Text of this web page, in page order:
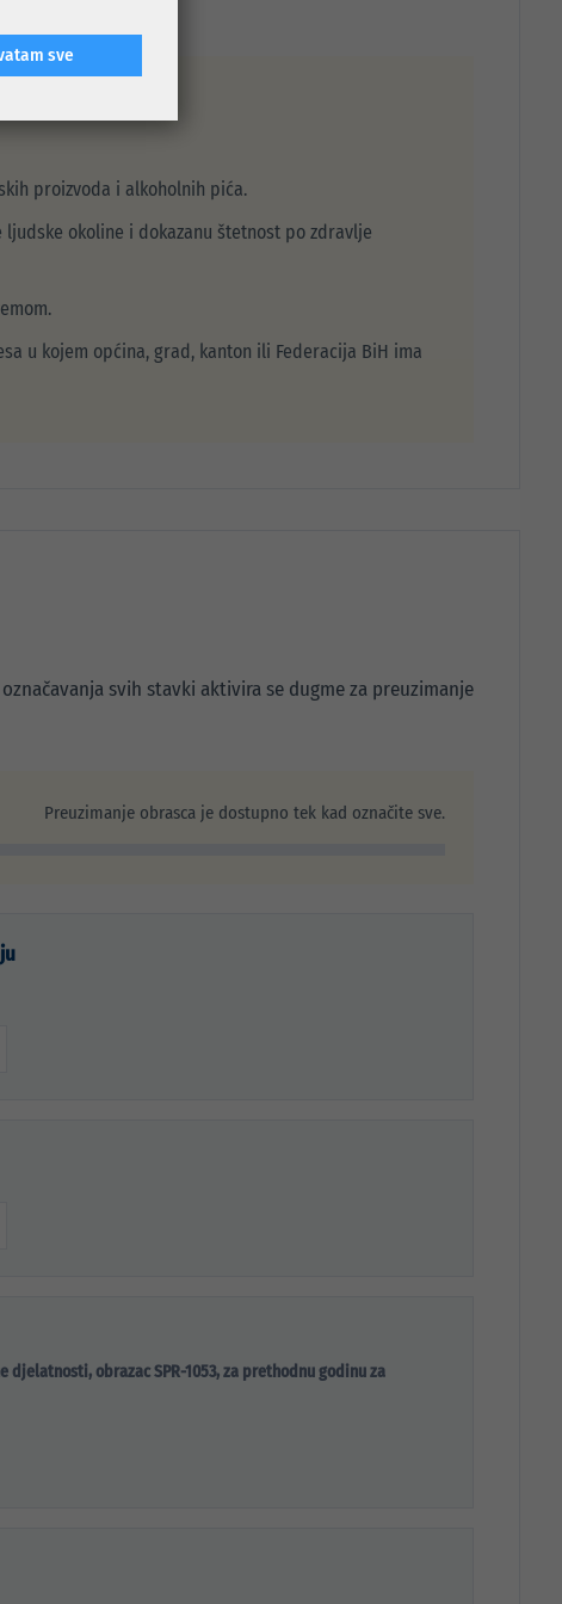
proizvoda i alkoholnih pića.
okoline i dokazanu štetnost po zdravlje
u kojem općina, grad, kanton ili Federacija BiH ima
svih stavki aktivira se dugme za preuzimanje
Preuzimanje obrasca je dostupno tek kad označite sve.
obrazac SPR-1053, za prethodnu godinu za
sve